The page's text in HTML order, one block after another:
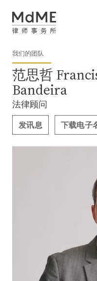
我们的团队
范思哲
Bandeira
法律顾问
发讯息 下载电子